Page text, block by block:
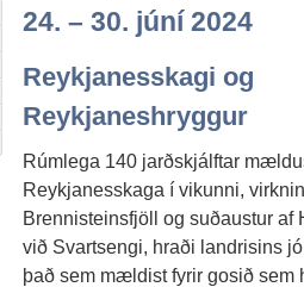
24. – 30. júní 2024
Reykjanesskagi og
Reykjaneshryggur
Rúmlega 140 jarðskjálftar
Reykjanesskaga í vikunni,
Brennisteinsfjöll og suðaustur
við Svartsengi, hraði landrisins
það sem mældist fyrir gosið sem